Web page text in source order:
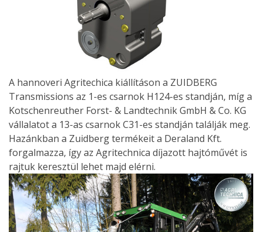
A hannoveri Agritechica kiállításon a ZUIDBERG
Transmissions az 1-es csarnok H124-es standján, míg a
Kotschenreuther Forst- & Landtechnik GmbH & Co. KG
vállalatot a 13-as csarnok C31-es standján találják meg.
Hazánkban a Zuidberg termékeit a Deraland Kft.
forgalmazza, így az Agritechnica díjazott hajtóművét is
rajtuk keresztül lehet majd elérni.